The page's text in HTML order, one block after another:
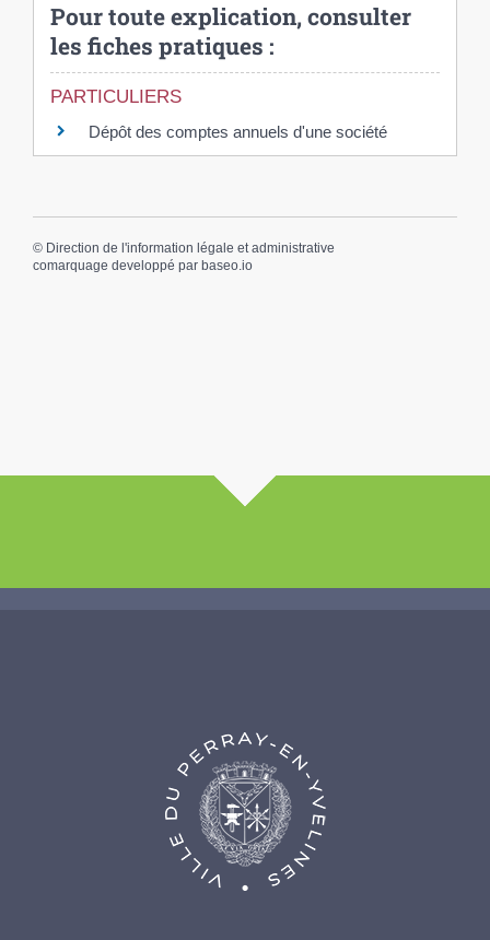
Pour toute explication, consulter
les fiches pratiques :
PARTICULIERS
Dépôt des comptes annuels d'une société
© Direction de l'information légale et administrative
comarquage developpé par baseo.io